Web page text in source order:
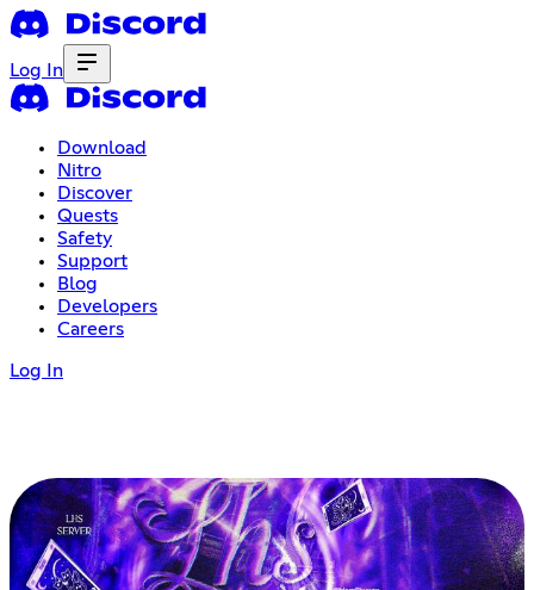
Log In
Download
Nitro
Discover
Quests
Safety
Support
Blog
Developers
Careers
Log In